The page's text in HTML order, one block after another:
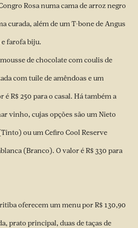
Rosa numa cama de arroz negro
curada, além de um T-bone de Angus
farofa biju.
de chocolate com coulis de
com tuile de amêndoas e um
R$ 250 para o casal. Há também a
vinho, cujas opções são um Nieto
ou um Cefiro Cool Reserve
(Branco). O valor é R$ 330 para
oferecem um menu por R$ 130,90
prato principal, duas de taças de